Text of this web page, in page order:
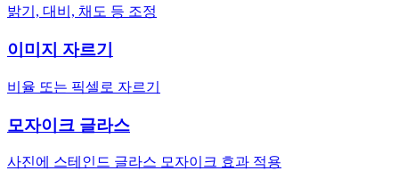
밝기, 대비, 채도 등 조정
이미지 자르기
비율 또는 픽셀로 자르기
모자이크 글라스
사진에 스테인드 글라스 모자이크 효과 적용